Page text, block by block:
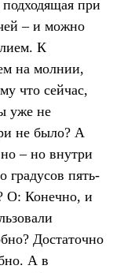
при
– и можно
К
на молнии,
что сейчас,
уже не
не было? А
– но внутри
пять-
О: Конечно, и
Достаточно
А в